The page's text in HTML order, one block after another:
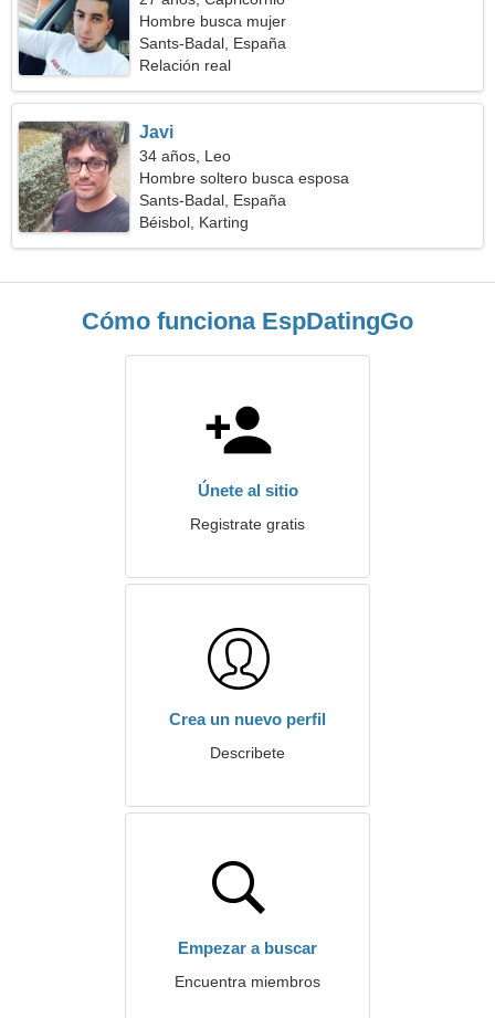
Hombre busca mujer
Sants-Badal, España
Relación real
Javi
34 años, Leo
Hombre soltero busca esposa
Sants-Badal, España
Béisbol, Karting
Cómo funciona EspDatingGo
Únete al sitio
Registrate gratis
Crea un nuevo perfil
Describete
Empezar a buscar
Encuentra miembros